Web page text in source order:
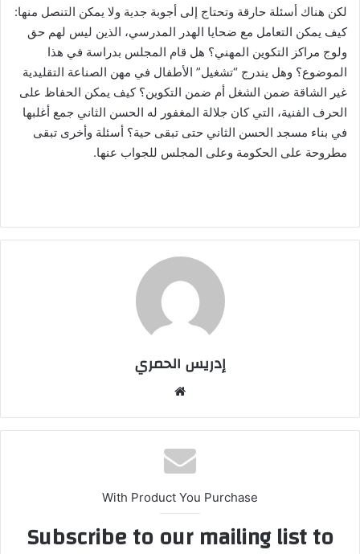
لكن هناك أسئلة حارقة وتحتاج إلى أجوبة جدية ولا يمكن التنصل منها:
كيف يمكن التعامل مع ضحايا الهدر المدرسي، الذين ليس لهم حق
ولوج مراكز التكوين المهني؟ هل قام المجلس بدراسة في هذا
الموضوع؟ وهل يندرج “تشغيل” الأطفال في مهن الصناعة التقليدية
غير الشاقة ضمن الشغل أم ضمن التكوين؟ كيف يمكن الحفاظ على
الحرف الفنية، التي كان جلالة المغفور له الحسن الثاني جمع أغلبها
في بناء مسجد الحسن الثاني حتى تبقى حية؟ أسئلة وأخرى تبقى
مطروحة على الحكومة وعلى المجلس للجواب عنها.
إدريس الحمري
الوي
ب
With Product You Purchase
Subscribe to our mailing list to